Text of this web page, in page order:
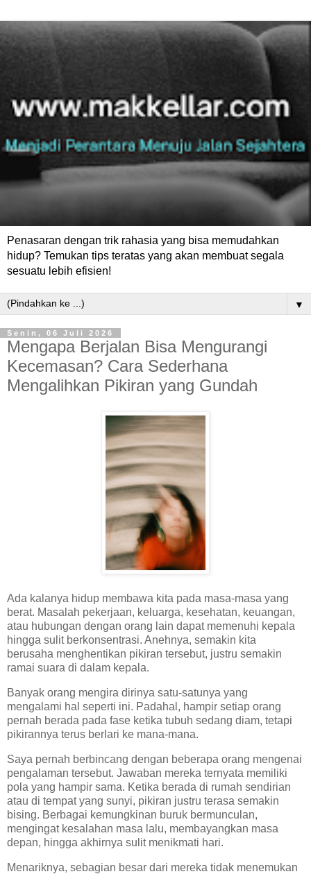
Penasaran dengan trik rahasia yang bisa memudahkan
hidup? Temukan tips teratas yang akan membuat segala
sesuatu lebih efisien!
▼
Senin, 06 Juli 2026
Mengapa Berjalan Bisa Mengurangi
Kecemasan? Cara Sederhana
Mengalihkan Pikiran yang Gundah
Ada kalanya hidup membawa kita pada masa-masa yang
berat. Masalah pekerjaan, keluarga, kesehatan, keuangan,
atau hubungan dengan orang lain dapat memenuhi kepala
hingga sulit berkonsentrasi. Anehnya, semakin kita
berusaha menghentikan pikiran tersebut, justru semakin
ramai suara di dalam kepala.
Banyak orang mengira dirinya satu-satunya yang
mengalami hal seperti ini. Padahal, hampir setiap orang
pernah berada pada fase ketika tubuh sedang diam, tetapi
pikirannya terus berlari ke mana-mana.
Saya pernah berbincang dengan beberapa orang mengenai
pengalaman tersebut. Jawaban mereka ternyata memiliki
pola yang hampir sama. Ketika berada di rumah sendirian
atau di tempat yang sunyi, pikiran justru terasa semakin
bising. Berbagai kemungkinan buruk bermunculan,
mengingat kesalahan masa lalu, membayangkan masa
depan, hingga akhirnya sulit menikmati hari.
Menariknya, sebagian besar dari mereka tidak menemukan